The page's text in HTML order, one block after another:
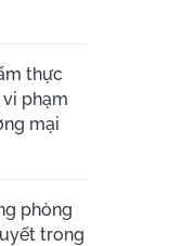
thực
phạm
mại
phòng
trong